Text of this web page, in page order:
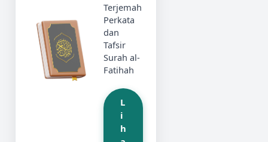
Terjemah
Perkata
dan
Tafsir
Surah al-
Fatihah
L
i
h